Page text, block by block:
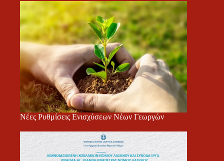
Νέες Ρυθμίσεις Ενισχύσεων Νέων Γεωργών